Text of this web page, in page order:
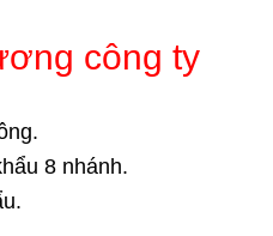
công ty
8 nhánh.